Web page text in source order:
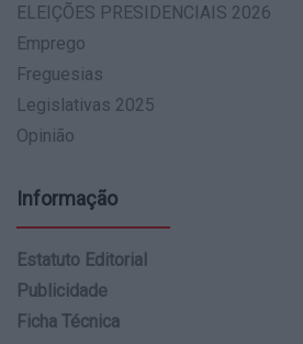
ELEIÇÕES PRESIDENCIAIS 2026
Emprego
Freguesias
Legislativas 2025
Opinião
Informação
Estatuto Editorial
Publicidade
Ficha Técnica